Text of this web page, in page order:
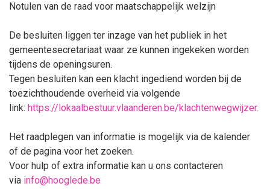
Notulen van de raad voor maatschappelijk welzijn
De besluiten liggen ter inzage van het publiek in het
gemeentesecretariaat waar ze kunnen ingekeken worden
tijdens de openingsuren.
Tegen besluiten kan een klacht ingediend worden bij de
toezichthoudende overheid via volgende
link: https://lokaalbestuur.vlaanderen.be/klachtenwegwijzer.
Het raadplegen van informatie is mogelijk via de kalender
of de pagina voor het zoeken.
Voor hulp of extra informatie kan u ons contacteren
via info@hooglede.be